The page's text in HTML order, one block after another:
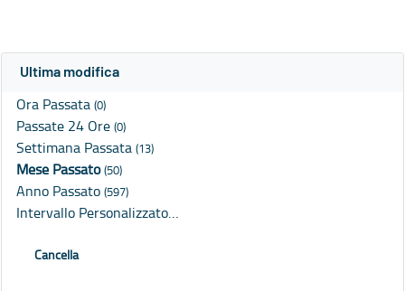
Ultima modifica
Ora Passata (0)
Passate 24 Ore (0)
Settimana Passata (13)
Mese Passato(50)
Anno Passato (597)
Intervallo Personalizzato…
Cancella